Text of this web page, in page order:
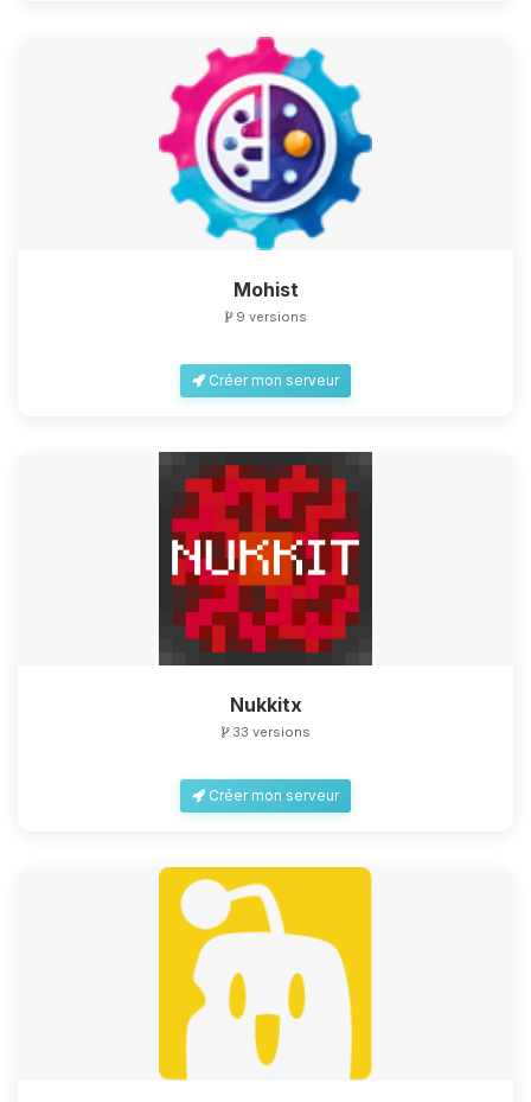
Mohist
9 versions
Créer mon serveur
Nukkitx
33 versions
Créer mon serveur